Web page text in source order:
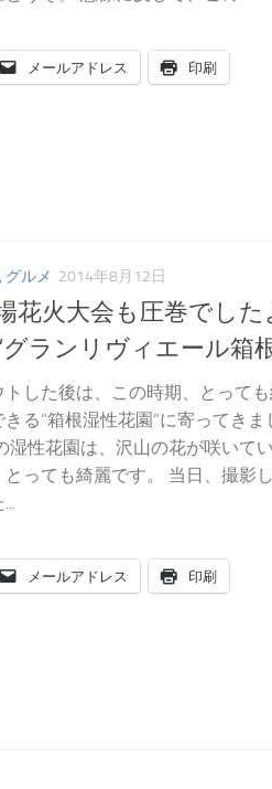
メールアドレス 印刷
グルメ 2014年8月12日
花火大会も圧巻でした
グランリヴィエール箱
トした後は、この時期、とって
る”箱根湿性花園”に寄ってきま
湿性花園は、沢山の花が咲いてい
っても綺麗です。 当日、撮影
メールアドレス 印刷